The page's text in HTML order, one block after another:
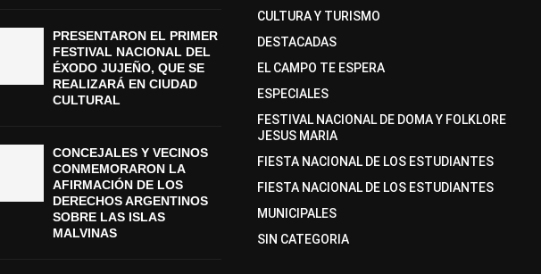
PRESENTARON EL PRIMER
FESTIVAL NACIONAL DEL
ÉXODO JUJEÑO, QUE SE
REALIZARÁ EN CIUDAD
CULTURAL
CONCEJALES Y VECINOS
CONMEMORARON LA
AFIRMACIÓN DE LOS
DERECHOS ARGENTINOS
SOBRE LAS ISLAS
MALVINAS
CULTURA Y TURISMO
DESTACADAS
EL CAMPO TE ESPERA
ESPECIALES
FESTIVAL NACIONAL DE DOMA Y FOLKLORE
JESUS MARIA
FIESTA NACIONAL DE LOS ESTUDIANTES
FIESTA NACIONAL DE LOS ESTUDIANTES
MUNICIPALES
SIN CATEGORIA